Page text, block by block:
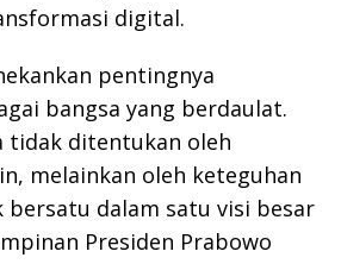
digital.
pentingnya
bangsa yang berdaulat.
tidak ditentukan oleh
melainkan oleh keteguhan
dalam satu visi besar
Presiden Prabowo